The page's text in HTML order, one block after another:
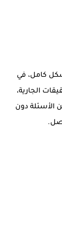
كامل، في
الجارية،
الأسئلة دون